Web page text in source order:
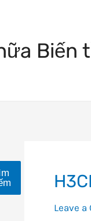
Biến
Leave